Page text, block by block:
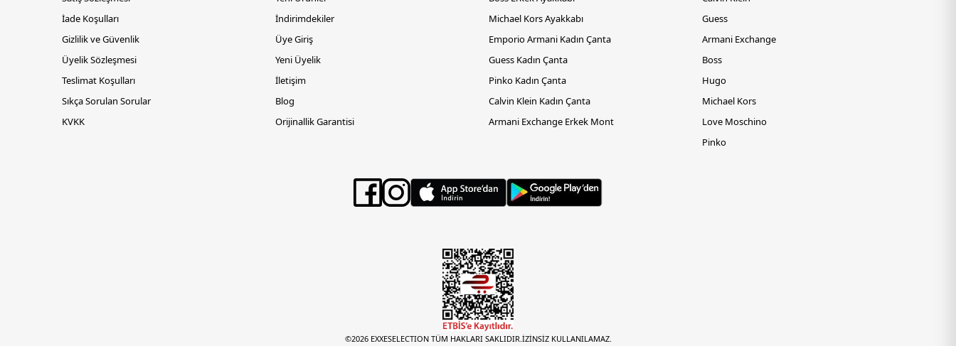
İade Koşulları
Gizlilik ve Güvenlik
Üyelik Sözleşmesi
Teslimat Koşulları
Sıkça Sorulan Sorular
KVKK
İndirimdekiler
Üye Giriş
Yeni Üyelik
İletişim
Blog
Orijinallik Garantisi
Michael Kors Ayakkabı
Emporio Armani Kadın Çanta
Guess Kadın Çanta
Pinko Kadın Çanta
Calvin Klein Kadın Çanta
Armani Exchange Erkek Mont
Guess
Armani Exchange
Boss
Hugo
Michael Kors
Love Moschino
Pinko
©2026 EXXESELECTION TÜM HAKLARI SAKLIDIR.İZİNSİZ KULLANILAMAZ.